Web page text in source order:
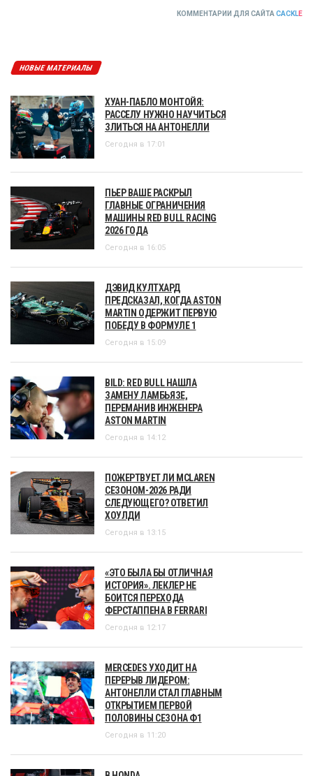
КОММЕНТАРИИ ДЛЯ САЙТА CACKLE
НОВЫЕ МАТЕРИАЛЫ
ХУАН-ПАБЛО МОНТОЙЯ:
РАССЕЛУ НУЖНО НАУЧИТЬСЯ
ЗЛИТЬСЯ НА АНТОНЕЛЛИ
Сегодня в 17:01
ПЬЕР ВАШЕ РАСКРЫЛ
ГЛАВНЫЕ ОГРАНИЧЕНИЯ
МАШИНЫ RED BULL RACING
2026 ГОДА
Сегодня в 16:05
ДЭВИД КУЛТХАРД
ПРЕДСКАЗАЛ, КОГДА ASTON
MARTIN ОДЕРЖИТ ПЕРВУЮ
ПОБЕДУ В ФОРМУЛЕ 1
Сегодня в 15:09
BILD: RED BULL НАШЛА
ЗАМЕНУ ЛАМБЬЯЗЕ,
ПЕРЕМАНИВ ИНЖЕНЕРА
ASTON MARTIN
Сегодня в 14:12
ПОЖЕРТВУЕТ ЛИ MCLAREN
СЕЗОНОМ-2026 РАДИ
СЛЕДУЮЩЕГО? ОТВЕТИЛ
ХОУЛДИ
Сегодня в 13:15
«ЭТО БЫЛА БЫ ОТЛИЧНАЯ
ИСТОРИЯ». ЛЕКЛЕР НЕ
БОИТСЯ ПЕРЕХОДА
ФЕРСТАППЕНА В FERRARI
Сегодня в 12:17
MERCEDES УХОДИТ НА
ПЕРЕРЫВ ЛИДЕРОМ:
АНТОНЕЛЛИ СТАЛ ГЛАВНЫМ
ОТКРЫТИЕМ ПЕРВОЙ
ПОЛОВИНЫ СЕЗОНА Ф1
Сегодня в 11:20